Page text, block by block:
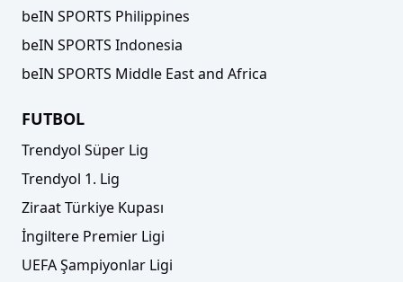
beIN SPORTS Philippines
beIN SPORTS Indonesia
beIN SPORTS Middle East and Africa
FUTBOL
Trendyol Süper Lig
Trendyol 1. Lig
Ziraat Türkiye Kupası
İngiltere Premier Ligi
UEFA Şampiyonlar Ligi